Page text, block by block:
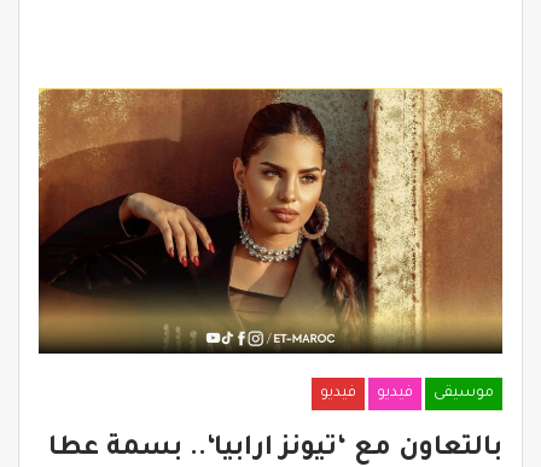
موسيقى فيديو فيديو
بالتعاون مع ‘تيونز ارابيا‘.. بسمة عطا